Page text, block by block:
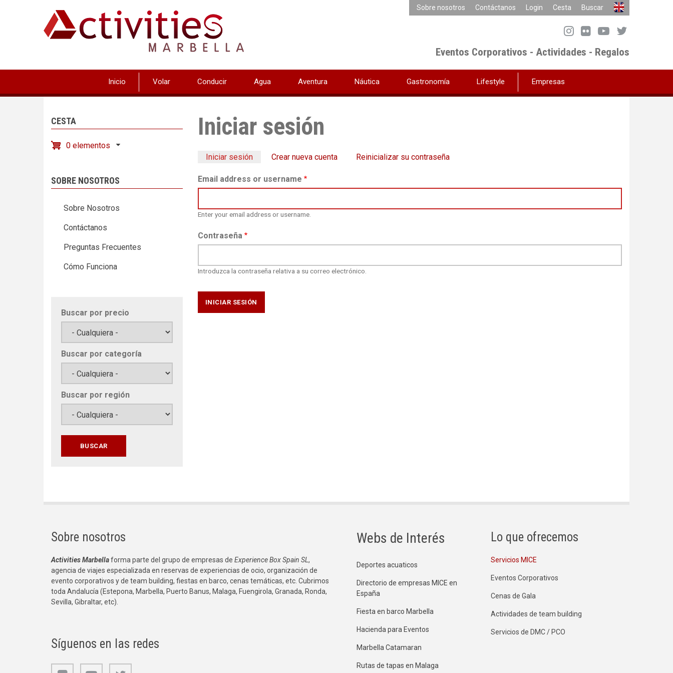
Sobre nosotros Contáctanos Login Cesta Buscar
Eventos Corporativos - Actividades - Regalos
Inicio Volar Conducir Agua Aventura Náutica Gastronomía Lifestyle Empresas
CESTA
0 elementos
SOBRE NOSOTROS
Sobre Nosotros
Contáctanos
Preguntas Frecuentes
Cómo Funciona
Buscar por precio
Buscar por categoría
Buscar por región
Iniciar sesión
principales
Iniciar sesión Crear nueva cuenta Reinicializar su contraseña
Email address or username
Enter your email address or username.
Contraseña
Introduzca la contraseña relativa a su correo electrónico.
Sobre nosotros
Activities Marbellaforma parte del grupo de empresas de Experience Box Spain SL,
agencia de viajes especializada en reservas de experiencias de ocio, organización de
evento corporativos y de team building, fiestas en barco, cenas temáticas, etc. Cubrimos
toda Andalucía (Estepona, Marbella, Puerto Banus, Malaga, Fuengirola, Granada, Ronda,
Sevilla, Gibraltar, etc).
Síguenos en las redes
Webs de Interés
Deportes acuaticos
Directorio de empresas MICE en
España
Fiesta en barco Marbella
Hacienda para Eventos
Marbella Catamaran
Rutas de tapas en Malaga
Lo que ofrecemos
Servicios MICE
Eventos Corporativos
Cenas de Gala
Actividades de team building
Servicios de DMC / PCO